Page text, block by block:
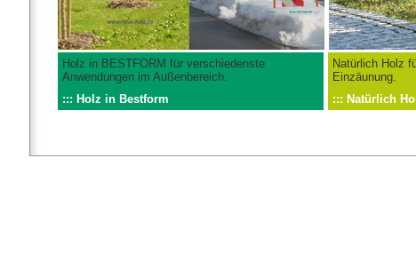
Holz in BESTFORM für verschiedenste
Anwendungen im Außenbereich.
Natürlich Holz
Einzäunung.
::: Holz in Bestform
::: Natürlich